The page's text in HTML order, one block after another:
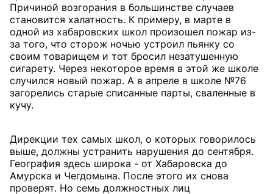
Причиной возгорания в большинстве случаев
становится халатность. К примеру, в марте в
одной из хабаровских школ произошел пожар из-
за того, что сторож ночью устроил пьянку со
своим товарищем и тот бросил незатушенную
сигарету. Через некоторое время в этой же школе
случился новый пожар. А в апреле в школе №76
загорелись старые списанные парты, сваленные в
кучу.
Дирекции тех самых школ, о которых говорилось
выше, должны устранить нарушения до сентября.
География здесь широка - от Хабаровска до
Амурска и Чегдомына. После этого их снова
проверят. Но семь должностных лиц